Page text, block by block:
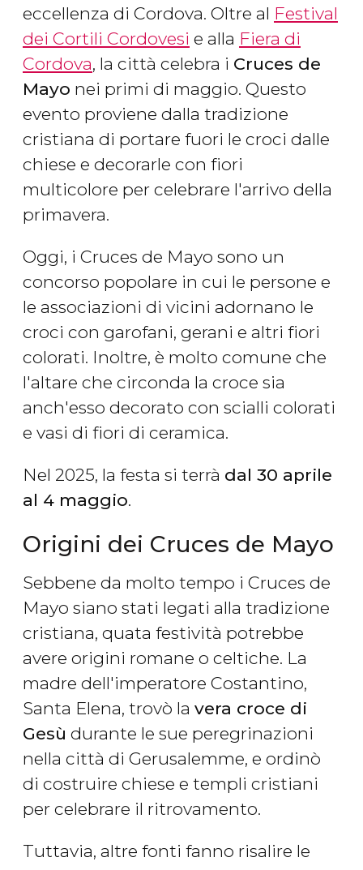
eccellenza di Cordova. Oltre al Festival
dei Cortili Cordovesi e alla Fiera di
Cordova, la città celebra i Cruces de
Mayo nei primi di maggio. Questo
evento proviene dalla tradizione
cristiana di portare fuori le croci dalle
chiese e decorarle con fiori
multicolore per celebrare l'arrivo della
primavera.
Oggi, i Cruces de Mayo sono un
concorso popolare in cui le persone e
le associazioni di vicini adornano le
croci con garofani, gerani e altri fiori
colorati. Inoltre, è molto comune che
l'altare che circonda la croce sia
anch'esso decorato con scialli colorati
e vasi di fiori di ceramica.
Nel 2025, la festa si terrà dal 30 aprile
al 4 maggio.
Origini dei Cruces de Mayo
Sebbene da molto tempo i Cruces de
Mayo siano stati legati alla tradizione
cristiana, quata festività potrebbe
avere origini romane o celtiche. La
madre dell'imperatore Costantino,
Santa Elena, trovò la vera croce di
Gesù durante le sue peregrinazioni
nella città di Gerusalemme, e ordinò
di costruire chiese e templi cristiani
per celebrare il ritrovamento.
Tuttavia, altre fonti fanno risalire le